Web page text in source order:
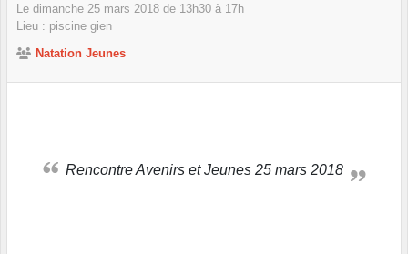
Le dimanche 25 mars 2018 de 13h30 à 17h
Lieu : piscine gien
Natation Jeunes
Rencontre Avenirs et Jeunes 25 mars 2018